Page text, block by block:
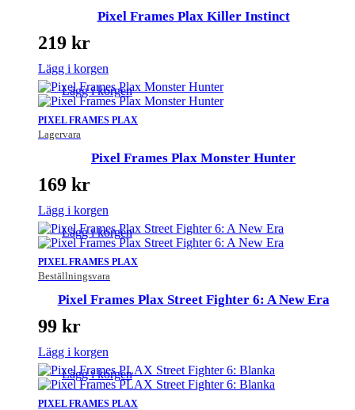
Pixel Frames Plax Killer Instinct
219 kr
Lägg i korgen
PIXEL FRAMES PLAX
Lagervara
Lägg i korgen
Pixel Frames Plax Monster Hunter
169 kr
Lägg i korgen
PIXEL FRAMES PLAX
Beställningsvara
Lägg i korgen
Pixel Frames Plax Street Fighter 6: A New Era
99 kr
Lägg i korgen
PIXEL FRAMES PLAX
Lägg i korgen